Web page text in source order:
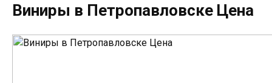
Виниры в Петропавловске Цена